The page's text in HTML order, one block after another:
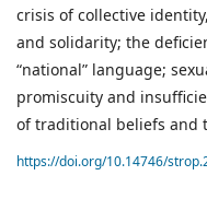
crisis of collective
and solidarity; the
“national” language;
promiscuity and
of traditional beliefs and
https://doi.org/10.14746/